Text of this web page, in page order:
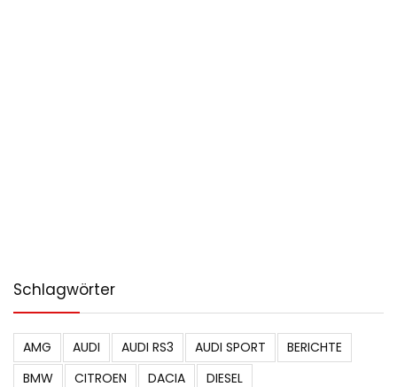
Schlagwörter
AMG AUDI AUDI RS3 AUDI SPORT
BERICHTE
BMW
CITROEN DACIA
DIESEL